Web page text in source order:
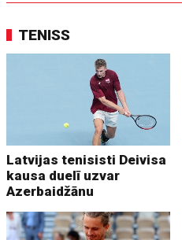
TENISS
Latvijas tenisisti Deivisa
kausa duelī uzvar
Azerbaidžānu